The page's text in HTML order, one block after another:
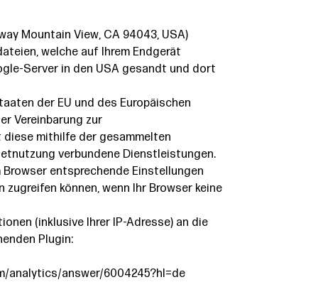
Mountain View, CA 94043, USA)
welche auf Ihrem Endgerät
Server in den USA gesandt und dort
der EU und des Europäischen
Vereinbarung zur
mithilfe der gesammelten
verbundene Dienstleistungen.
entsprechende Einstellungen
können, wenn Ihr Browser keine
(inklusive Ihrer IP-Adresse) an die
Plugin:
analytics/answer/6004245?hl=de